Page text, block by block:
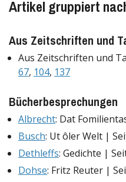
Artikel gruppiert
Aus Zeitschriften und
Aus Zeitschriften und
67, 104, 137
Bücherbesprechungen
Albrecht: Dat
Busch: Ut ôler Welt |
Dethleffs: Gedichte |
Dohse: Fritz Reuter |